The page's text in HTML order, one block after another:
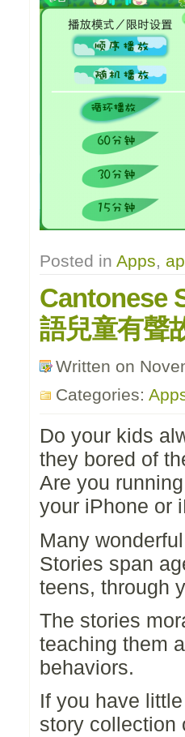
Posted in Apps,
Cantonese
語兒童有聲
Written on
Categories:
Do your kids
they bored of
Are you
your iPhone or
Many
Stories span
teens, through
The stories
teaching them
behaviors.
If you have
story collection